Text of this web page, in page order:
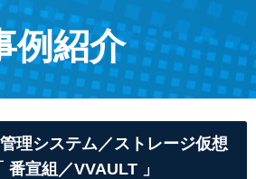
例紹介
理システム／ストレージ仮想
宣組／VVAULT 」